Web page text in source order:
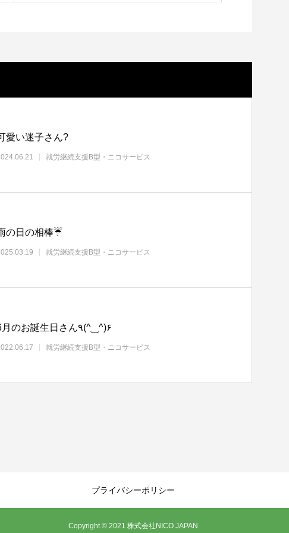
愛い迷子さん?
就労継続支援B型・ニコサービス
の日の相棒☔
就労継続支援B型・ニコサービス
6月のお誕生日さん٩(^‿^)۶
就労継続支援B型・ニコサービス
プライバシーポリシー
Copyright © 2021 株式会社NICO JAPAN